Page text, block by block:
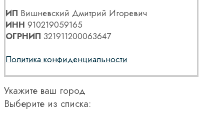
ИП Вишневский Дмитрий Игоревич
ИНН 910219059165
ОГРНИП 321911200063647
Политика конфиденциальности
Укажите ваш город
Выберите из списка: